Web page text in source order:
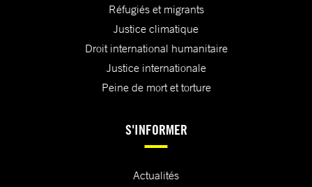
Réfugiés et migrants
Justice climatique
Droit international humanitaire
Justice internationale
Peine de mort et torture
S'INFORMER
Actualités